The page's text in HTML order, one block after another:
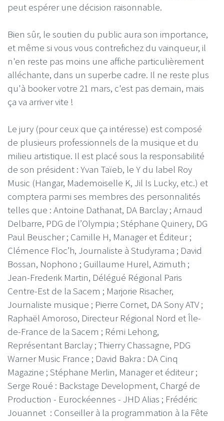
peut espérer une décision raisonnable.
Bien sûr, le soutien du public aura son importance,
et même si vous vous contrefichez du vainqueur, il
n'en reste pas moins une affiche particulièrement
alléchante, dans un superbe cadre. Il ne reste plus
qu'à booker votre 21 mars, c'est pas demain, mais
ça va arriver vite !
Le jury (pour ceux que ça intéresse) est composé
de plusieurs professionnels de la musique et du
milieu artistique. Il est placé sous la responsabilité
de son président : Yvan Taïeb, le Y du label Roy
Music (Hangar, Mademoiselle K, Jil Is Lucky, etc.) et
comptera parmi ses membres des personnalités
telles que : Antoine Dathanat, DA Barclay ; Arnaud
Delbarre, PDG de l’Olympia ; Stéphane Quinery, DG
Paul Beuscher ; Camille H, Manager et Éditeur ;
Clémence Floc’h, Journaliste à Studyrama ; David
Bossan, Nophono ; Guillaume Hurel, Azimuth ;
Jean-Frederik Martin, Délégué Régional Paris
Centre-Est de la Sacem ; Marjorie Risacher,
Journaliste musique ; Pierre Cornet, DA Sony ATV ;
Raphaël Amoroso, Directeur Régional Nord et Île-
de-France de la Sacem ; Rémi Lehong,
Représentant Barclay ; Thierry Chassagne, PDG
Warner Music France ; David Bakra : DA Cinq
Magazine ; Stéphane Merlin, Manager et éditeur ;
Serge Roué : Backstage Development, Chargé de
Production - Eurockéennes - JHD Alias ; Frédéric
Jouannet : Conseiller à la programmation à la Fête